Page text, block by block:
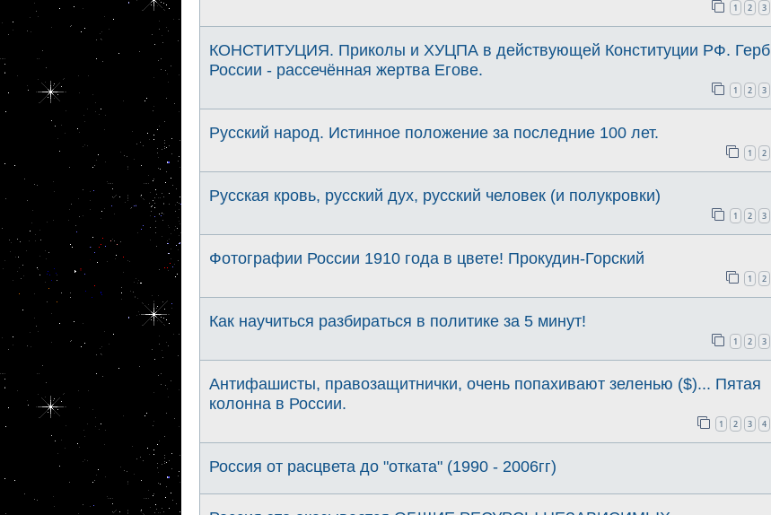
1 2 3
КОНСТИТУЦИЯ. Приколы и ХУЦПА в действующей Конституции РФ. Герб
России - рассечённая жертва Егове.
1 2 3
Русский народ. Истинное положение за последние 100 лет.
1 2
Русская кровь, русский дух, русский человек (и полукровки)
1 2 3
Фотографии России 1910 года в цвете! Прокудин-Горский
1 2
Как научиться разбираться в политике за 5 минут!
1 2 3
Антифашисты, правозащитнички, очень попахивают зеленью ($)... Пятая
колонна в России.
1 2 3 4
Россия от расцвета до "отката" (1990 - 2006гг)